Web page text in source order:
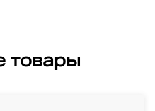
товары